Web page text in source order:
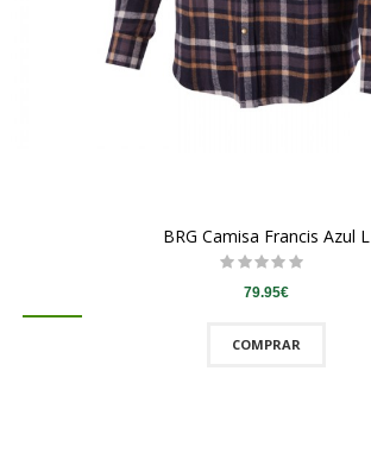
BRG Camisa Francis Azul L
79.95€
COMPRAR